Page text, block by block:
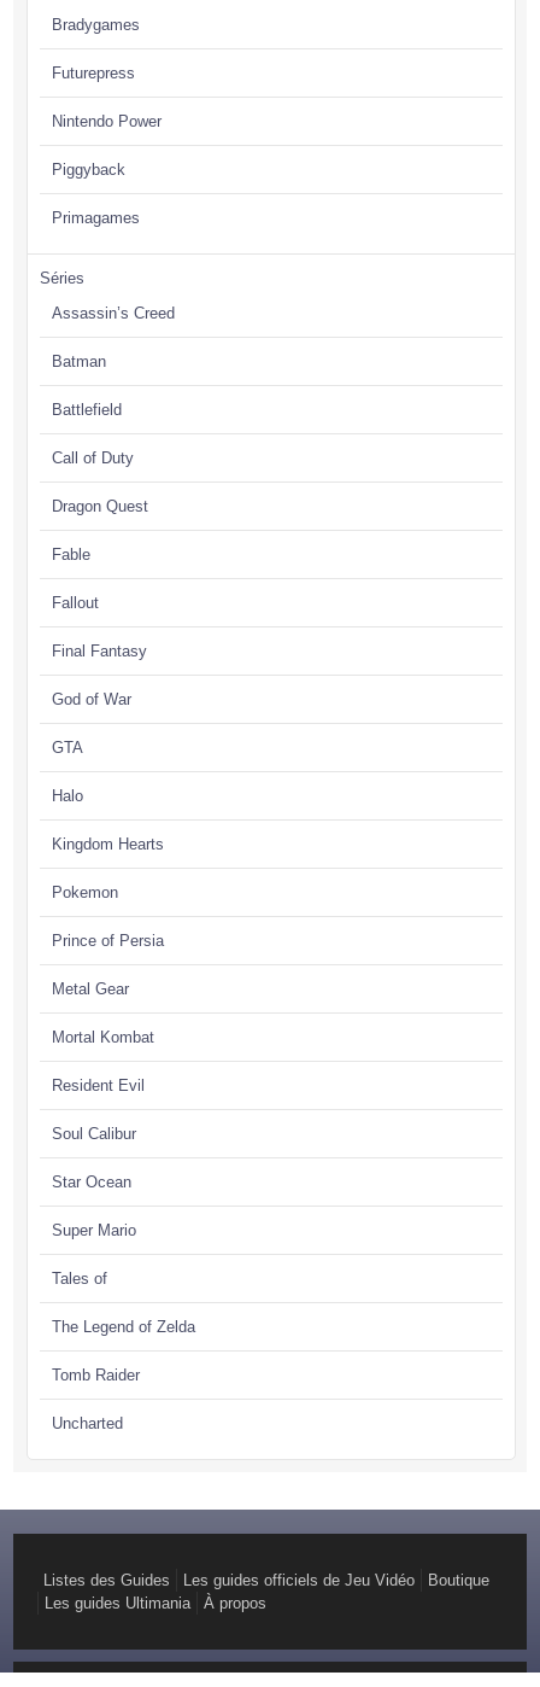
Bradygames
Futurepress
Nintendo Power
Piggyback
Primagames
Séries
Assassin’s Creed
Batman
Battlefield
Call of Duty
Dragon Quest
Fable
Fallout
Final Fantasy
God of War
GTA
Halo
Kingdom Hearts
Pokemon
Prince of Persia
Metal Gear
Mortal Kombat
Resident Evil
Soul Calibur
Star Ocean
Super Mario
Tales of
The Legend of Zelda
Tomb Raider
Uncharted
Listes des Guides Les guides officiels de Jeu Vidéo
Boutique
Les guides Ultimania
À propos